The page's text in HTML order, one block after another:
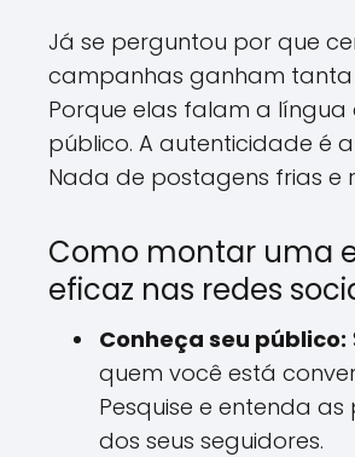
Já se perguntou por que
campanhas ganham
Porque elas falam a língua
público. A autenticidade é
Nada de postagens frias e
Como montar uma
eficaz nas redes
Conheça seu público:
quem você está
Pesquise e entenda as
dos seus seguidores.